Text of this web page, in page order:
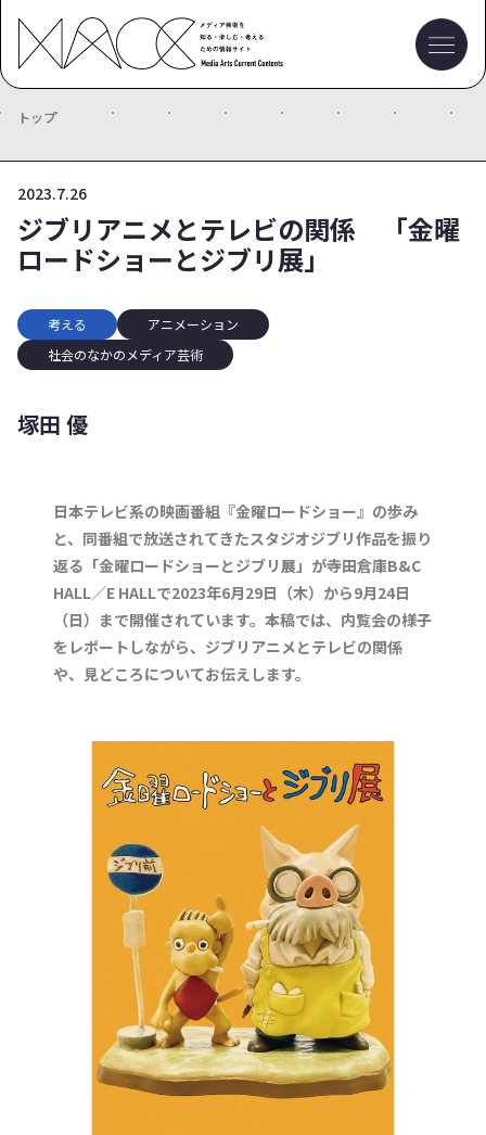
トップ
2023.7.26
ジブリアニメとテレビの関係 「金曜
ロードショーとジブリ展」
考える
アニメーション
社会のなかのメディア芸術
塚田 優
日本テレビ系の映画番組『金曜ロードショー』の歩み
と、同番組で放送されてきたスタジオジブリ作品を振り
返る「金曜ロードショーとジブリ展」が寺田倉庫B&C
HALL／E HALLで2023年6月29日（木）から9月24日
（日）まで開催されています。本稿では、内覧会の様子
をレポートしながら、ジブリアニメとテレビの関係
や、見どころについてお伝えします。